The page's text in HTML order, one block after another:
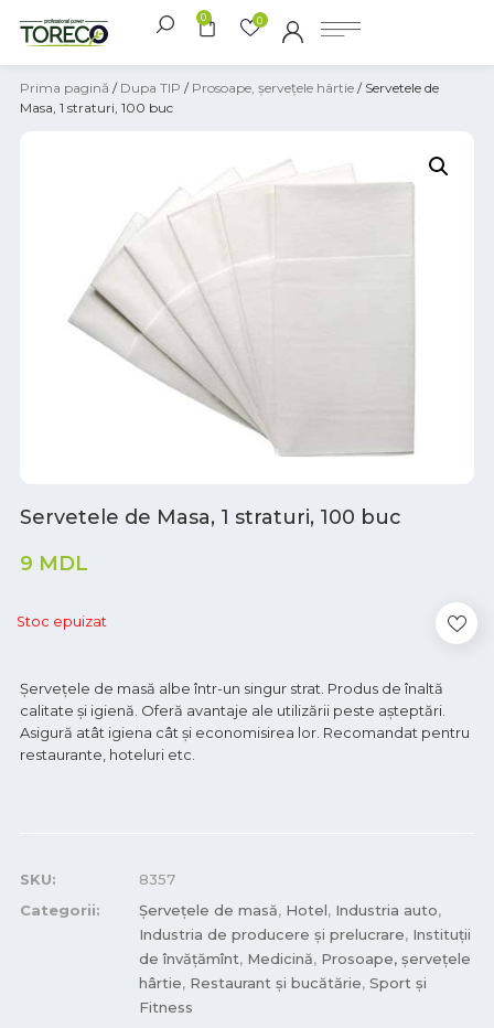
0 0
Prima pagină / Dupa TIP / Prosoape, șervețele hârtie / Servetele de
Masa, 1 straturi, 100 buc
Servetele de Masa, 1 straturi, 100 buc
9 MDL
Stoc epuizat
Șervețele de masă albe într-un singur strat. Produs de înaltă
calitate și igienă. Oferă avantaje ale utilizării peste așteptări.
Asigură atât igiena cât și economisirea lor. Recomandat pentru
restaurante, hoteluri etc.
SKU:
8357
Categorii:
Șervețele de masă, Hotel, Industria auto,
Industria de producere și prelucrare, Instituții
de învățămînt, Medicină, Prosoape, șervețele
hârtie, Restaurant și bucătărie, Sport și
Fitness